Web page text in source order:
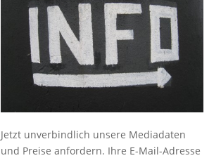
Jetzt unverbindlich unsere Mediadaten
und Preise anfordern. Ihre E-Mail-Adresse